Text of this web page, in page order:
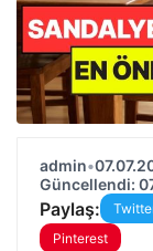
admin•
Güncellendi:
Paylaş:
Pinterest